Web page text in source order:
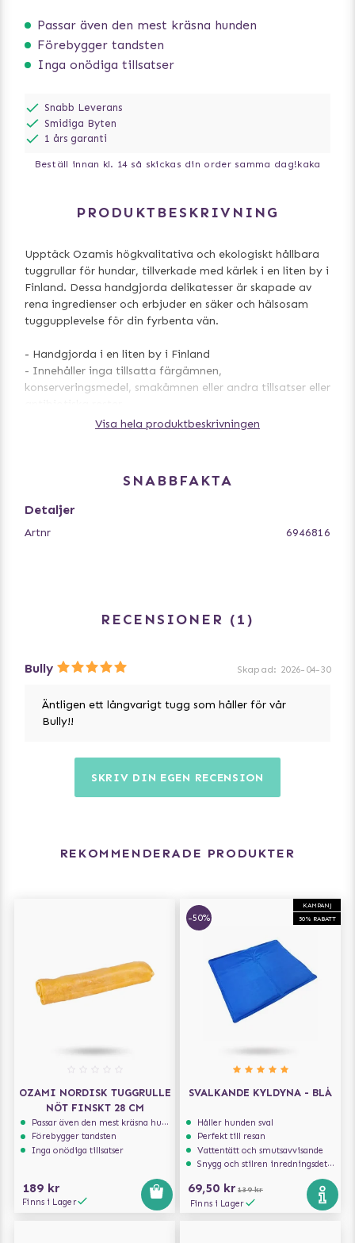
Passar även den mest kräsna hunden
Förebygger tandsten
Inga onödiga tillsatser
Snabb Leverans
Smidiga Byten
1 års garanti
Beställ innan kl. 14 så skickas din order samma dag!kaka
PRODUKTBESKRIVNING
Upptäck Ozamis högkvalitativa och ekologiskt hållbara
tuggrullar för hundar, tillverkade med kärlek i en liten by i
Finland. Dessa handgjorda delikatesser är skapade av
rena ingredienser och erbjuder en säker och hälsosam
tuggupplevelse för din fyrbenta vän.
- Handgjorda i en liten by i Finland
- Innehåller inga tillsatta färgämnen,
konserveringsmedel, smakämnen eller andra tillsatser eller
- 100% nöthudVisa hela produktbeskrivningen
SNABBFAKTA
Detaljer
Artnr 6946816
RECENSIONER 1
Bully Skapad: 2026-04-30
Äntligen ett långvarigt tugg som håller för vår
Bully!!
SKRIV DIN EGEN RECENSION
REKOMMENDERADE PRODUKTER
OZAMI NORDISK TUGGRULLE
NÖT FINSKT 28 CM
Passar även den mest kräsna hunden
Förebygger tandsten
Inga onödiga tillsatser
189 kr
Finns i Lager
KAMPANJ
50% RABATT
-50%
SVALKANDE KYLDYNA - BLÅ
Håller hunden sval
Perfekt till resan
Vattentätt och smutsavvisande
Snygg och stilren inredningsdetalj
69,50 kr 139 kr
Finns i Lager